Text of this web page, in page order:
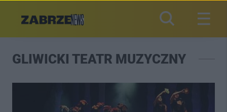
GLIWICKI TEATR MUZYCZNY